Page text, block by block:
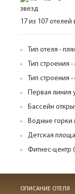
17 из 107 отелей
Тип отеля -
Тип строения
Тип строения
Первая линия
Бассейн
Водные горки
Детская
Фитнес-центр
ОПИСАНИЕ ОТЕЛЯ